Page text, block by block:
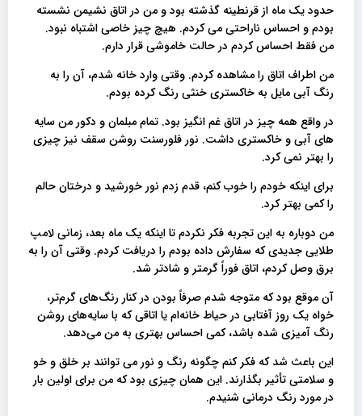
حدود یک ماه از قرنطینه گذشته بود و من در اتاق نشیمن نشسته
بودم و احساس ناراحتی می کردم. هیچ چیز خاصی اشتباه نبود.
من فقط احساس کردم در حالت خاموشی قرار دارم.
من اطراف اتاق را مشاهده کردم. وقتی وارد خانه شدم، آن را به
رنگ آبی مایل به خاکستری خنثی رنگ کرده بودم.
در واقع همه چیز در اتاق غم انگیز بود. تمام مبلمان و دکور من سایه
های آبی و خاکستری داشت. نور فلورسنت روشن سقف نیز چیزی
را بهتر نمی کرد.
برای اینکه خودم را خوب کنم، قدم زدم نور خورشید و درختان حالم
را کمی بهتر کرد.
من دوباره به این تجربه فکر نکردم تا اینکه یک ماه بعد، زمانی لامپ
طلایی جدیدی که سفارش داده بودم را دریافت کردم. وقتی آن را به
برق وصل کردم، اتاق فوراً گرمتر و شادتر شد.
آن موقع بود که متوجه شدم صرفاً بودن در کنار رنگ‌های گرم‌تر،
خواه یک روز آفتابی در حیاط خانه‌ام یا اتاقی که با سایه‌های روشن
رنگ آمیزی شده باشد، کمی احساس بهتری به من می‌دهد.
این باعث شد که فکر کنم چگونه رنگ و نور می توانند بر خلق و خو
و سلامتی تأثیر بگذارند. این همان چیزی بود که من برای اولین بار
در مورد رنگ درمانی شنیدم.